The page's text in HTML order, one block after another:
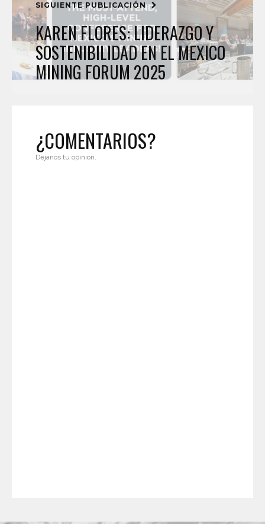
SIGUIENTE PUBLICACIÓN
KAREN FLORES: LIDERAZGO Y
SOSTENIBILIDAD EN EL MEXICO
MINING FORUM 2025
¿COMENTARIOS?
Déjanos tu opinión.